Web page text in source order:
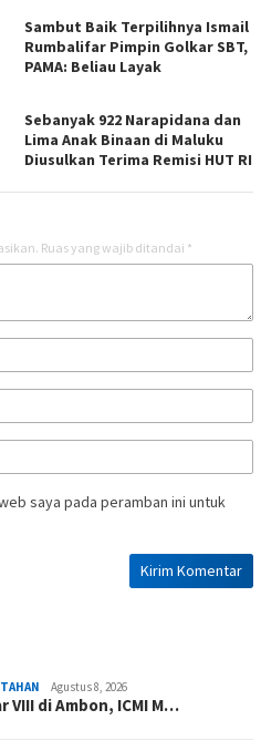
Sambut Baik Terpilihnya Ismail
Rumbalifar Pimpin Golkar SBT,
PAMA: Beliau Layak
Sebanyak 922 Narapidana dan
Lima Anak Binaan di Maluku
Diusulkan Terima Remisi HUT RI
Ruas yang wajib ditandai *
saya pada peramban ini untuk
Agustus 8, 2026
VIII di Ambon, ICMI M…